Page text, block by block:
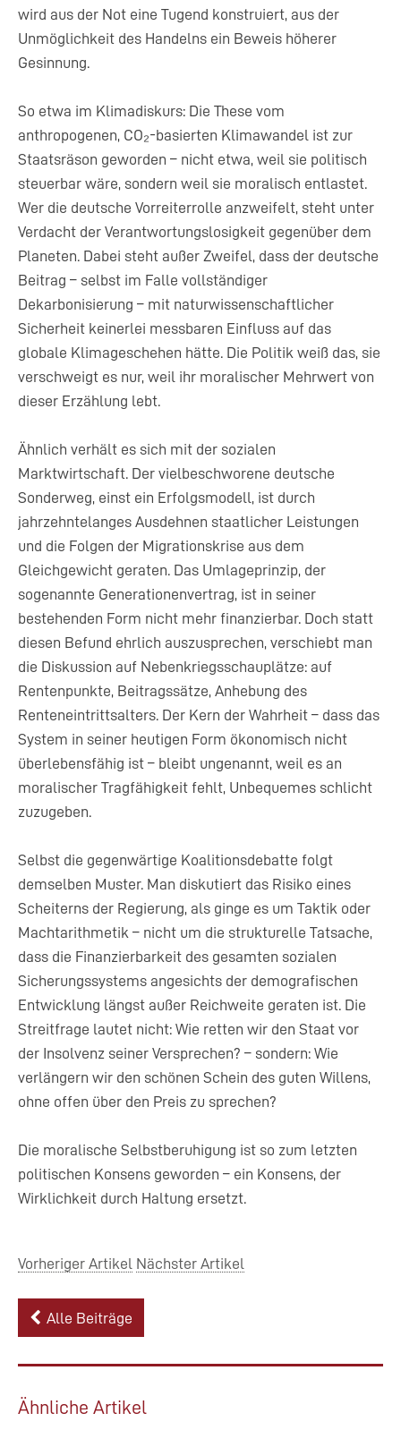
wird aus der Not eine Tugend konstruiert, aus der
Unmöglichkeit des Handelns ein Beweis höherer
Gesinnung.
So etwa im Klimadiskurs: Die These vom
anthropogenen, CO₂-basierten Klimawandel ist zur
Staatsräson geworden – nicht etwa, weil sie politisch
steuerbar wäre, sondern weil sie moralisch entlastet.
Wer die deutsche Vorreiterrolle anzweifelt, steht unter
Verdacht der Verantwortungslosigkeit gegenüber dem
Planeten. Dabei steht außer Zweifel, dass der deutsche
Beitrag – selbst im Falle vollständiger
Dekarbonisierung – mit naturwissenschaftlicher
Sicherheit keinerlei messbaren Einfluss auf das
globale Klimageschehen hätte. Die Politik weiß das, sie
verschweigt es nur, weil ihr moralischer Mehrwert von
dieser Erzählung lebt.
Ähnlich verhält es sich mit der sozialen
Marktwirtschaft. Der vielbeschworene deutsche
Sonderweg, einst ein Erfolgsmodell, ist durch
jahrzehntelanges Ausdehnen staatlicher Leistungen
und die Folgen der Migrationskrise aus dem
Gleichgewicht geraten. Das Umlageprinzip, der
sogenannte Generationenvertrag, ist in seiner
bestehenden Form nicht mehr finanzierbar. Doch statt
diesen Befund ehrlich auszusprechen, verschiebt man
die Diskussion auf Nebenkriegsschauplätze: auf
Rentenpunkte, Beitragssätze, Anhebung des
Renteneintrittsalters. Der Kern der Wahrheit – dass das
System in seiner heutigen Form ökonomisch nicht
überlebensfähig ist – bleibt ungenannt, weil es an
moralischer Tragfähigkeit fehlt, Unbequemes schlicht
zuzugeben.
Selbst die gegenwärtige Koalitionsdebatte folgt
demselben Muster. Man diskutiert das Risiko eines
Scheiterns der Regierung, als ginge es um Taktik oder
Machtarithmetik – nicht um die strukturelle Tatsache,
dass die Finanzierbarkeit des gesamten sozialen
Sicherungssystems angesichts der demografischen
Entwicklung längst außer Reichweite geraten ist. Die
Streitfrage lautet nicht: Wie retten wir den Staat vor
der Insolvenz seiner Versprechen? – sondern: Wie
verlängern wir den schönen Schein des guten Willens,
ohne offen über den Preis zu sprechen?
Die moralische Selbstberuhigung ist so zum letzten
politischen Konsens geworden – ein Konsens, der
Wirklichkeit durch Haltung ersetzt.
Vorheriger Artikel Nächster Artikel
Alle Beiträge
Ähnliche Artikel